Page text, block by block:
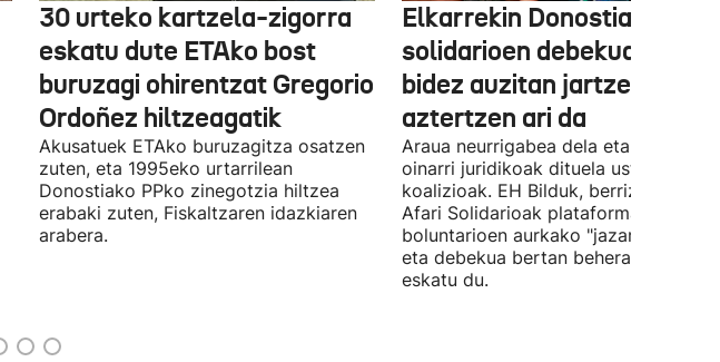
30 urteko kartzela-zigorra
eskatu dute ETAko bost
buruzagi ohirentzat Gregorio
Ordoñez hiltzeagatik
Akusatuek ETAko buruzagitza osatzen
zuten, eta 1995eko urtarrilean
Donostiako PPko zinegotzia hiltzea
erabaki zuten, Fiskaltzaren idazkiaren
arabera.
Elkarrekin Donostia afari
solidarioen debekua
bidez auzitan jartzea
aztertzen ari da
Araua neurrigabea dela eta
oinarri juridikoak dituela uste du
koalizioak. EH Bilduk, berriz, Kaleko
Afari Solidarioak plataformako
boluntarioen aurkako "jazarpena"
eta debekua bertan behera uzteko
eskatu du.